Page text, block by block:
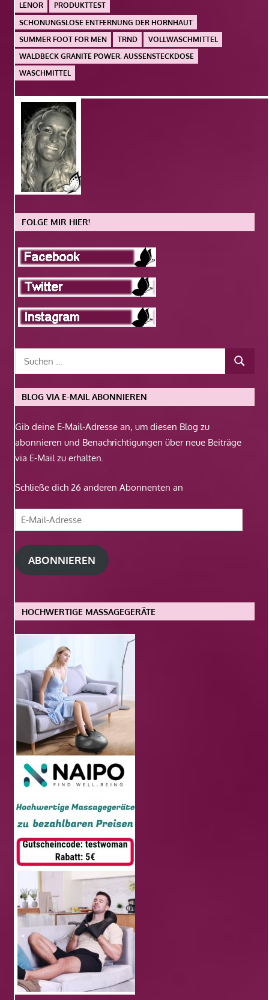
LENOR
PRODUKTTEST
SCHONUNGSLOSE ENTFERNUNG DER HORNHAUT
SUMMER FOOT FOR MEN
TRND
VOLLWASCHMITTEL
WALDBECK GRANITE POWER. AUSSENSTECKDOSE
WASCHMITTEL
FOLGE MIR HIER!
BLOG VIA E-MAIL ABONNIEREN
Gib deine E-Mail-Adresse an, um diesen Blog zu
abonnieren und Benachrichtigungen über neue Beiträge
via E-Mail zu erhalten.
Schließe dich 26 anderen Abonnenten an
E-
Mail-
Adresse
ABONNIEREN
HOCHWERTIGE MASSAGEGERÄTE